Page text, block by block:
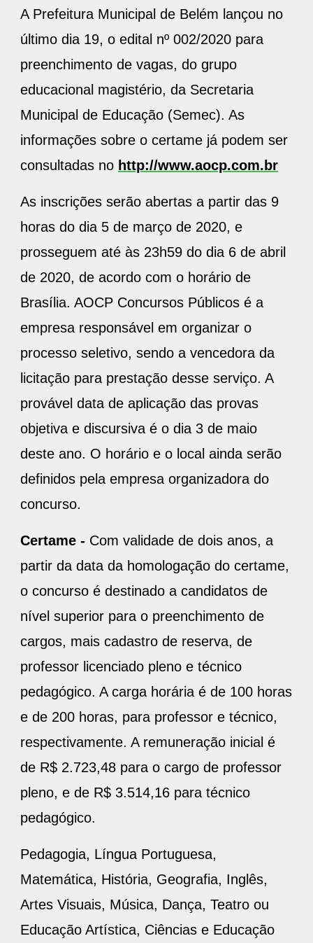
A Prefeitura Municipal de Belém lançou no
último dia 19, o edital nº 002/2020 para
preenchimento de vagas, do grupo
educacional magistério, da Secretaria
Municipal de Educação (Semec). As
informações sobre o certame já podem ser
consultadas no http://www.aocp.com.br
As inscrições serão abertas a partir das 9
horas do dia 5 de março de 2020, e
prosseguem até às 23h59 do dia 6 de abril
de 2020, de acordo com o horário de
Brasília. AOCP Concursos Públicos é a
empresa responsável em organizar o
processo seletivo, sendo a vencedora da
licitação para prestação desse serviço. A
provável data de aplicação das provas
objetiva e discursiva é o dia 3 de maio
deste ano. O horário e o local ainda serão
definidos pela empresa organizadora do
concurso.
Certame - Com validade de dois anos, a
partir da data da homologação do certame,
o concurso é destinado a candidatos de
nível superior para o preenchimento de
cargos, mais cadastro de reserva, de
professor licenciado pleno e técnico
pedagógico. A carga horária é de 100 horas
e de 200 horas, para professor e técnico,
respectivamente. A remuneração inicial é
de R$ 2.723,48 para o cargo de professor
pleno, e de R$ 3.514,16 para técnico
pedagógico.
Pedagogia, Língua Portuguesa,
Matemática, História, Geografia, Inglês,
Artes Visuais, Música, Dança, Teatro ou
Educação Artística, Ciências e Educação